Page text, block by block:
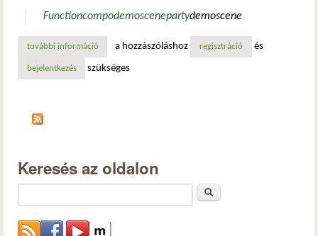
Functioncompodemoscenepartydemoscene
további információfunction 2017 demoscene party kedvcsináló tartalommal
a hozzászóláshoz regisztráció és
bejelentkezés szükséges
Keresés az oldalon